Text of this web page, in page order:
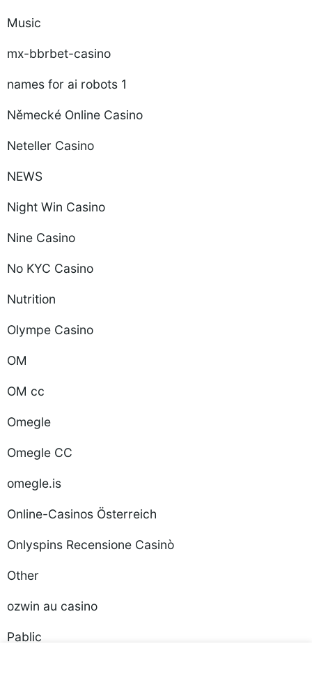
Music
mx-bbrbet-casino
names for ai robots 1
Německé Online Casino
Neteller Casino
NEWS
Night Win Casino
Nine Casino
No KYC Casino
Nutrition
Olympe Casino
OM
OM cc
Omegle
Omegle CC
omegle.is
Online-Casinos Österreich
Onlyspins Recensione Casinò
Other
ozwin au casino
Pablic